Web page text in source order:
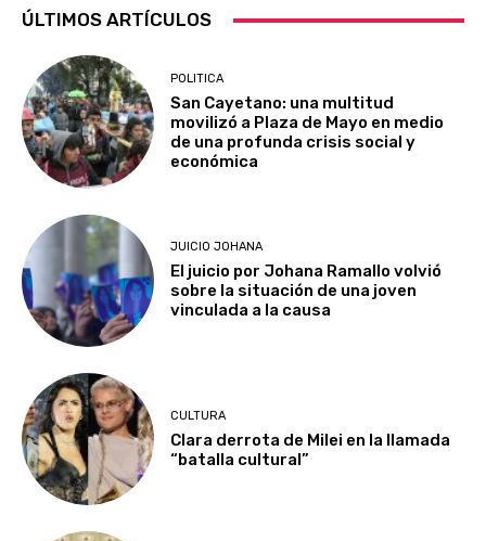
ÚLTIMOS ARTÍCULOS
POLITICA
San Cayetano: una multitud
movilizó a Plaza de Mayo en medio
de una profunda crisis social y
económica
JUICIO JOHANA
El juicio por Johana Ramallo volvió
sobre la situación de una joven
vinculada a la causa
CULTURA
Clara derrota de Milei en la llamada
“batalla cultural”